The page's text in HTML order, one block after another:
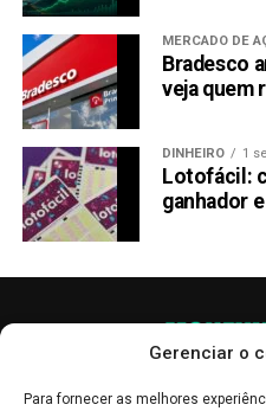
Gerenciar o
Para fornecer as melhores
MERCADO DE
Bradesco
veja quem
DINHEIRO 1
Lotofácil:
ganhador